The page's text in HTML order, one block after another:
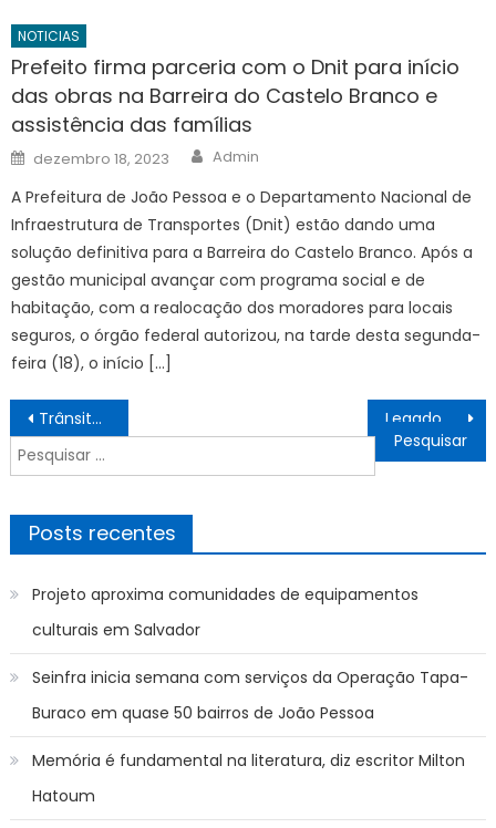
NOTICIAS
Prefeito firma parceria com o Dnit para início
das obras na Barreira do Castelo Branco e
assistência das famílias
Posted
on
dezembro 18, 2023 Author
Admin
A Prefeitura de João Pessoa e o Departamento Nacional de
Infraestrutura de Transportes (Dnit) estão dando uma
solução definitiva para a Barreira do Castelo Branco. Após a
gestão municipal avançar com programa social e de
habitação, com a realocação dos moradores para locais
seguros, o órgão federal autorizou, na tarde desta segunda-
feira (18), o início […]
Navegação
de
Post
Trânsito terá bloqueios em quatro regiões neste domingo (24) – CGNotícias
Pesquisar
por:
Posts recentes
Projeto aproxima comunidades de equipamentos
culturais em Salvador
Seinfra inicia semana com serviços da Operação Tapa-
Buraco em quase 50 bairros de João Pessoa
Memória é fundamental na literatura, diz escritor Milton
Hatoum